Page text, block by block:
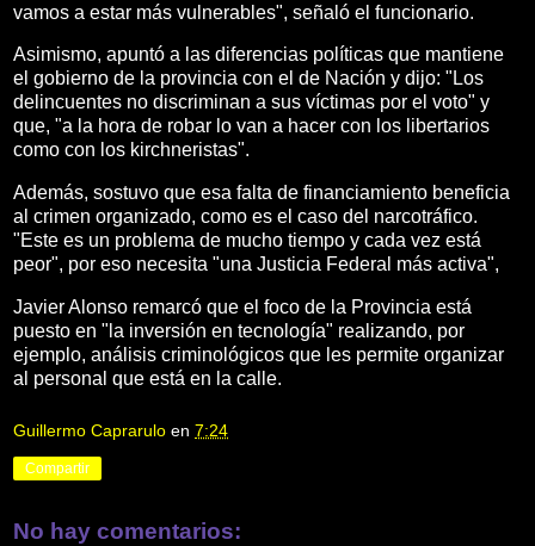
vamos a estar más vulnerables", señaló el funcionario.
Asimismo, apuntó a las diferencias políticas que mantiene
el gobierno de la provincia con el de Nación y dijo: "Los
delincuentes no discriminan a sus víctimas por el voto" y
que, "a la hora de robar lo van a hacer con los libertarios
como con los kirchneristas".
Además, sostuvo que esa falta de financiamiento beneficia
al crimen organizado, como es el caso del narcotráfico.
"Este es un problema de mucho tiempo y cada vez está
peor", por eso necesita "una Justicia Federal más activa",
Javier Alonso remarcó que el foco de la Provincia está
puesto en ​"la inversión en tecnología" realizando, por
ejemplo, análisis criminológicos que les permite organizar
al personal que está en la calle.
Guillermo Caprarulo en 7:24
Compartir
No hay comentarios: